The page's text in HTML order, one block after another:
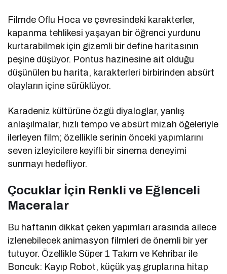
Filmde Oflu Hoca ve çevresindeki karakterler,
kapanma tehlikesi yaşayan bir öğrenci yurdunu
kurtarabilmek için gizemli bir define haritasının
peşine düşüyor. Pontus hazinesine ait olduğu
düşünülen bu harita, karakterleri birbirinden absürt
olayların içine sürüklüyor.
Karadeniz kültürüne özgü diyaloglar, yanlış
anlaşılmalar, hızlı tempo ve absürt mizah öğeleriyle
ilerleyen film; özellikle serinin önceki yapımlarını
seven izleyicilere keyifli bir sinema deneyimi
sunmayı hedefliyor.
Çocuklar İçin Renkli ve Eğlenceli
Maceralar
Bu haftanın dikkat çeken yapımları arasında ailece
izlenebilecek animasyon filmleri de önemli bir yer
tutuyor. Özellikle Süper 1 Takım ve Kehribar ile
Boncuk: Kayıp Robot, küçük yaş gruplarına hitap